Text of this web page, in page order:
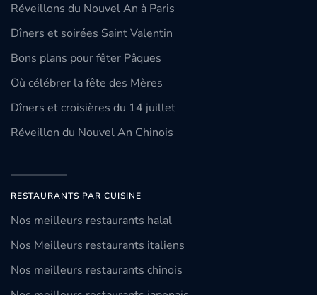
Réveillons du Nouvel An à Paris
Dîners et soirées Saint Valentin
Bons plans pour fêter Pâques
Où célébrer la fête des Mères
Dîners et croisières du 14 juillet
Réveillon du Nouvel An Chinois
RESTAURANTS PAR CUISINE
Nos meilleurs restaurants halal
Nos Meilleurs restaurants italiens
Nos meilleurs restaurants chinois